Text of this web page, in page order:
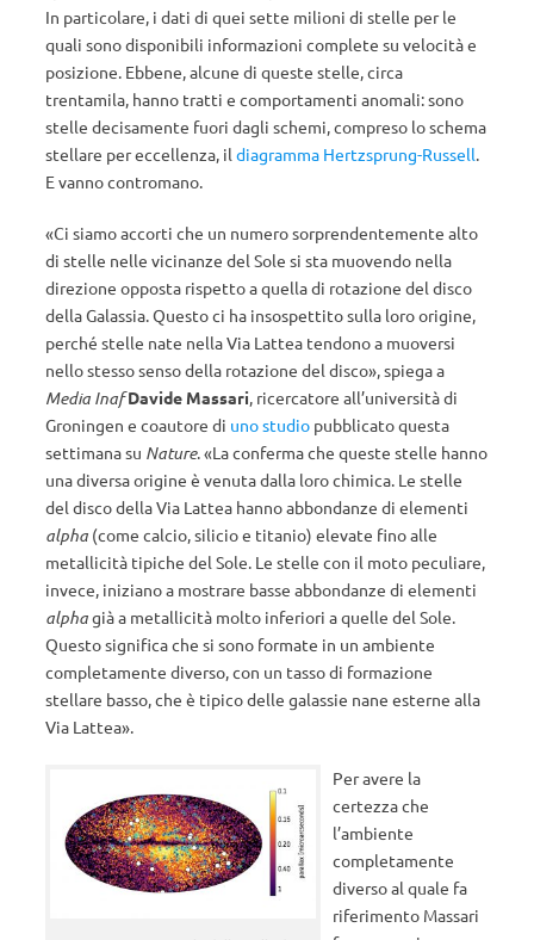
In particolare, i dati di quei sette milioni di stelle per le
quali sono disponibili informazioni complete su velocità e
posizione. Ebbene, alcune di queste stelle, circa
trentamila, hanno tratti e comportamenti anomali: sono
stelle decisamente fuori dagli schemi, compreso lo schema
stellare per eccellenza, il diagramma Hertzsprung-Russell.
E vanno contromano.
«Ci siamo accorti che un numero sorprendentemente alto
di stelle nelle vicinanze del Sole si sta muovendo nella
direzione opposta rispetto a quella di rotazione del disco
della Galassia. Questo ci ha insospettito sulla loro origine,
perché stelle nate nella Via Lattea tendono a muoversi
nello stesso senso della rotazione del disco», spiega a
Media Inaf Davide Massari, ricercatore all’università di
Groningen e coautore di uno studio pubblicato questa
settimana su Nature. «La conferma che queste stelle hanno
una diversa origine è venuta dalla loro chimica. Le stelle
del disco della Via Lattea hanno abbondanze di elementi
alpha (come calcio, silicio e titanio) elevate fino alle
metallicità tipiche del Sole. Le stelle con il moto peculiare,
invece, iniziano a mostrare basse abbondanze di elementi
alphagià a metallicità molto inferiori a quelle del Sole.
Questo significa che si sono formate in un ambiente
completamente diverso, con un tasso di formazione
stellare basso, che è tipico delle galassie nane esterne alla
Via Lattea».
Per avere la
certezza che
l’ambiente
completamente
diverso al quale fa
riferimento Massari